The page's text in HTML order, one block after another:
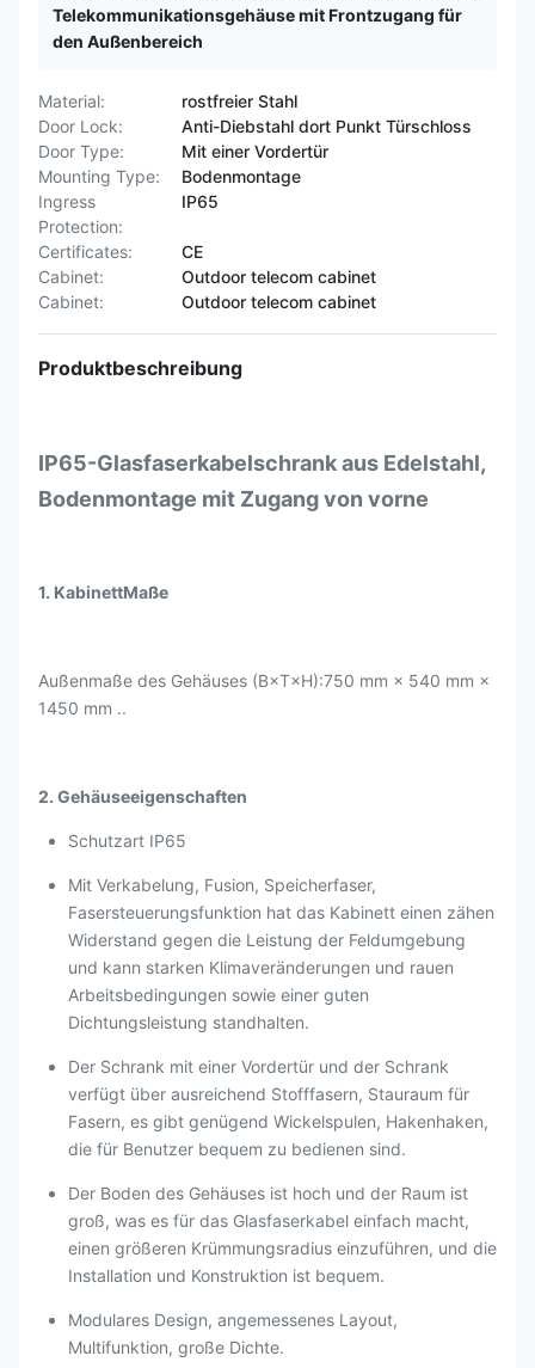
Telekommunikationsgehäuse mit Frontzugang für
den Außenbereich
Material:
rostfreier Stahl
Door Lock:
Anti-Diebstahl dort Punkt Türschloss
Door Type:
Mit einer Vordertür
Mounting Type:
Bodenmontage
Ingress
Protection:
IP65
Certificates:
CE
Cabinet:
Outdoor telecom cabinet
Cabinet:
Outdoor telecom cabinet
Produktbeschreibung
IP65-Glasfaserkabelschrank aus Edelstahl,
Bodenmontage mit Zugang von vorne
1. KabinettMaße
Außenmaße des Gehäuses (B×T×H):750 mm × 540 mm ×
1450 mm ..
2. Gehäuseeigenschaften
Schutzart IP65
Mit Verkabelung, Fusion, Speicherfaser,
Fasersteuerungsfunktion hat das Kabinett einen zähen
Widerstand gegen die Leistung der Feldumgebung
und kann starken Klimaveränderungen und rauen
Arbeitsbedingungen sowie einer guten
Dichtungsleistung standhalten.
Der Schrank mit einer Vordertür und der Schrank
verfügt über ausreichend Stofffasern, Stauraum für
Fasern, es gibt genügend Wickelspulen, Hakenhaken,
die für Benutzer bequem zu bedienen sind.
Der Boden des Gehäuses ist hoch und der Raum ist
groß, was es für das Glasfaserkabel einfach macht,
einen größeren Krümmungsradius einzuführen, und die
Installation und Konstruktion ist bequem.
Modulares Design, angemessenes Layout,
Multifunktion, große Dichte.